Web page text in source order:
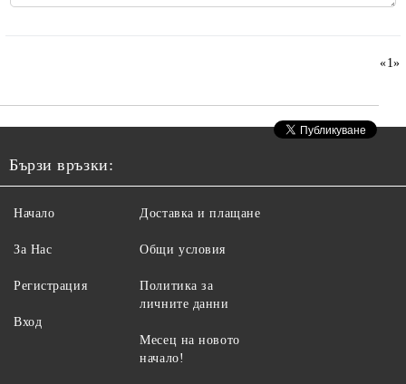
«1»
Бързи връзки:
Начало
За Нас
Регистрация
Вход
Доставка и плащане
Общи условия
Политика за
личните данни
Месец на новото
начало!